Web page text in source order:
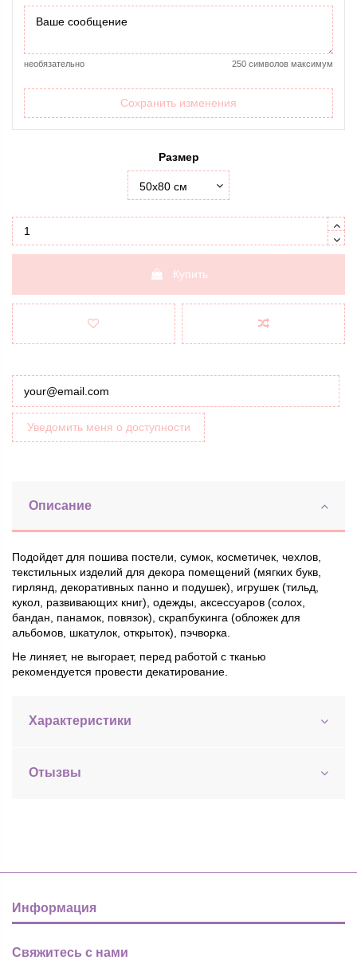
необязательно 250 символов максимум
Сохранить изменения
Размер
Купить
Уведомить меня о доступности
Описание
Подойдет для пошива постели, сумок, косметичек, чехлов,
текстильных изделий для декора помещений (мягких букв,
гирлянд, декоративных панно и подушек), игрушек (тильд,
кукол, развивающих книг), одежды, аксессуаров (солох,
бандан, панамок, повязок), скрапбукинга (обложек для
альбомов, шкатулок, открыток), пэчворка.
Не линяет, не выгорает, перед работой с тканью
рекомендуется провести декатирование.
Характеристики
Отызвы
Информация
Свяжитесь с нами